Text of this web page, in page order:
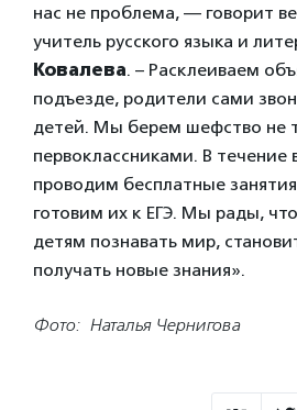
нас не проблема, — говорит
учитель русского языка и
Ковалева. – Расклеиваем
подъезде, родители сами
детей. Мы берем шефство не
первоклассниками. В течение
проводим бесплатные
готовим их к ЕГЭ. Мы рады,
детям познавать мир,
получать новые знания».
Фото: Наталья Чернигова